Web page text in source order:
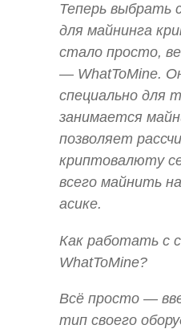
Теперь выбрать
для майнинга
стало просто,
— WhatToMine.
специально для
занимается
позволяет
криптовалюту
всего майнить
асике.
Как работать с
WhatToMine?
Всё просто —
тип своего